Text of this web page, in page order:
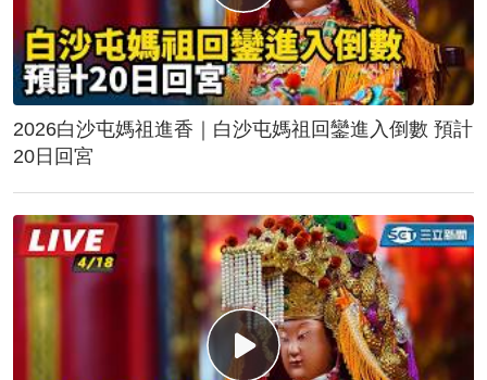
2026白沙屯媽祖進香｜白沙屯媽祖回鑾進入倒數 預計
20日回宮